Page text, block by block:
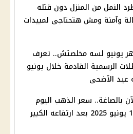
النمل من المنزل دون قتله
وآمنة ومش هتحتاجى لمبيدات
يونيو لسه مخلصتش.. تعرف
الرسمية القادمة خلال يونيو
عيد الآضحى
21 الآن بالصاغة.. سعر الذهب اليوم
الأربعاء 11 يونيو 2025 بعد ارتفاعه الكبير